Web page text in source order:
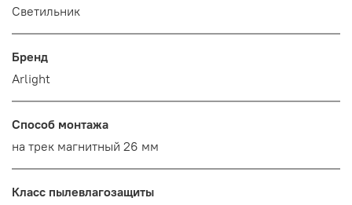
Светильник
Бренд
Arlight
Способ монтажа
на трек магнитный 26 мм
Класс пылевлагозащиты